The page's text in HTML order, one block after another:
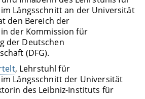
Längsschnitt an der Universität
den Bereich der
der Kommission für
der Deutschen
(DFG).
, Lehrstuhl für
Längsschnitt der Universität
des Leibniz-Instituts für